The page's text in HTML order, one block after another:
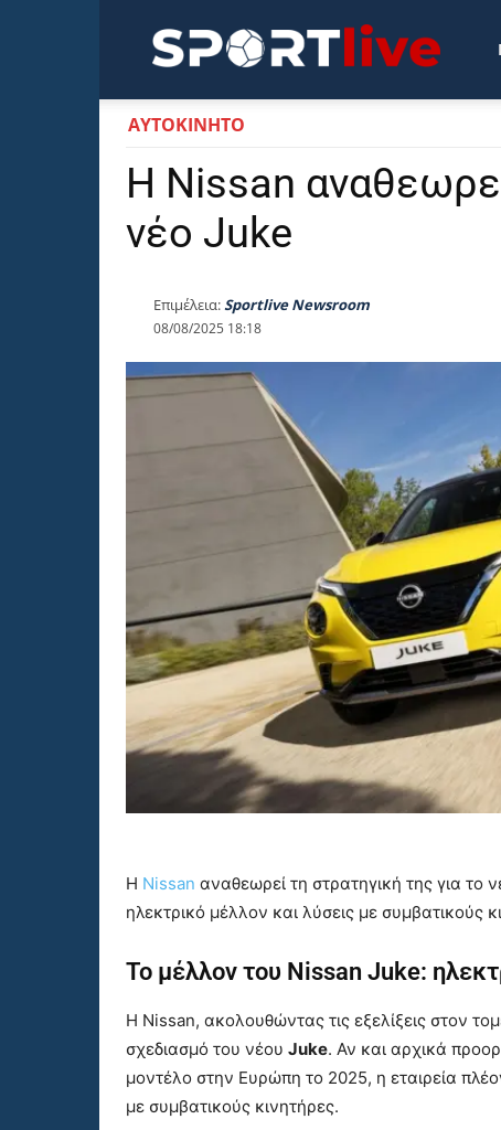
ΑΥΤΟΚΙΝΗΤΟ
Η Nissan
νέο Juke
Επιμέλεια:Sportlive Newsroom
08/08/2025 18:18
Η Nissan αναθεωρεί τη στρατηγική της για το
ηλεκτρικό μέλλον και λύσεις με συμβατικούς
Το μέλλον του Nissan Juke:
Η Nissan, ακολουθώντας τις εξελίξεις στον
σχεδιασμό του νέου Juke. Αν και αρχικά
μοντέλο στην Ευρώπη το 2025, η εταιρεία
με συμβατικούς κινητήρες.